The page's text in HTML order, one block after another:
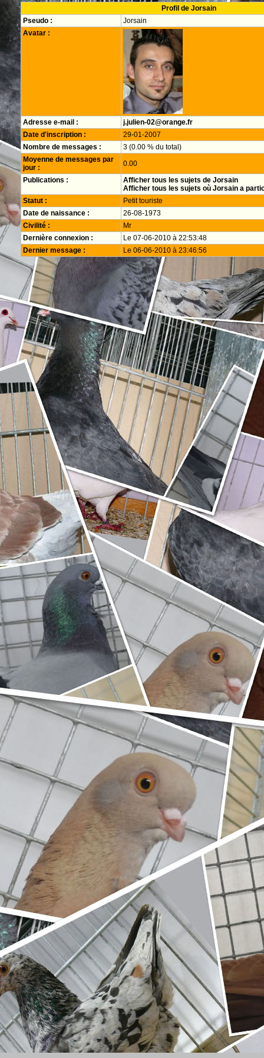
Profil de Jorsain
Pseudo :
Jorsain
Avatar :
Adresse e-mail :
j.julien-02@orange.fr
Date d'inscription :
29-01-2007
Nombre de messages :
3 (0.00 % du total)
Moyenne de messages par
jour :
0.00
Publications :
Afficher tous les sujets de Jorsain
Afficher tous les sujets où Jorsain a
Statut :
Petit touriste
Date de naissance :
26-08-1973
Civilité :
Mr
Dernière connexion :
Le 07-06-2010 à 22:53:48
Dernier message :
Le 06-06-2010 à 23:46:56